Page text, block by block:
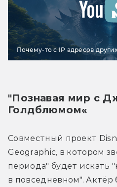
Почему-то с IP адресов
"Познавая мир с
Голдблюмом«
Совместный проект
Geographic, в котором
периода" будет искать
в повседневном". Актёр